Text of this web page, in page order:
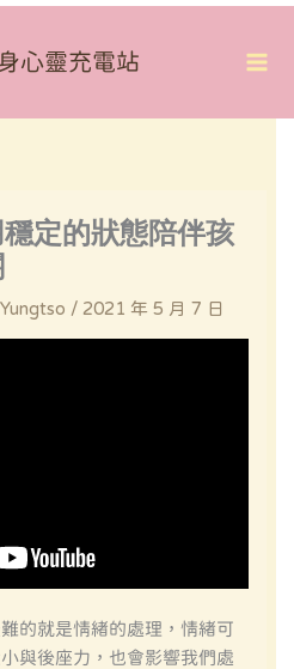
心靈充電站
穩定的狀態陪伴孩
Yungtso / 2021 年 5 月 7 日
的就是情緒的處理，情緒可
與後座力，也會影響我們處